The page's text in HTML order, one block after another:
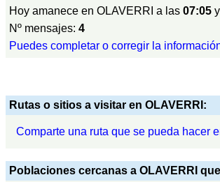
Hoy amanece en OLAVERRI a las 07:05
Nº mensajes: 4
Puedes completar o corregir la
Rutas o sitios a visitar en OLAVERRI:
Comparte una ruta que se pueda hacer
Poblaciones cercanas a OLAVERRI